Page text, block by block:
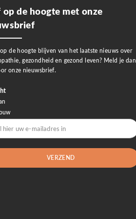
de hoogte met onze
de hoogte blijven van het laatste nieuws over
gezondheid en gezond leven? Meld je dan
onze nieuwsbrief.